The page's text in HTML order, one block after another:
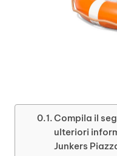
Compila il
ulteriori
Junkers